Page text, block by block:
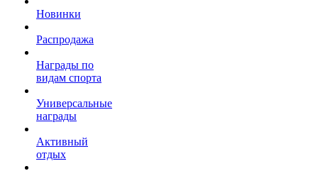
Новинки
Распродажа
Награды по
видам спорта
Универсальные
награды
Активный
отдых